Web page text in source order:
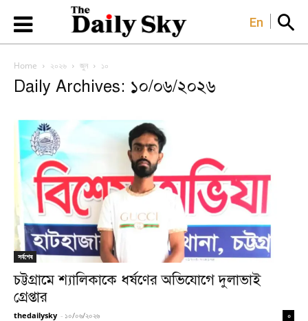
En
Home ২০২৬ জুন ১০
Daily Archives: ১০/০৬/২০২৬
সর্বশেষ
চট্টগ্রামে শ্যালিকাকে ধর্ষণের অভিযোগে দুলাভাই
গ্রেপ্তার
thedailysky - ১০/০৬/২০২৬ ০